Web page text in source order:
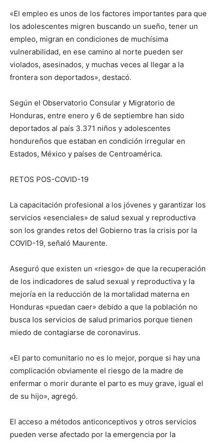
«El empleo es unos de los factores importantes para que
los adolescentes migren buscando un sueño, tener un
empleo, migran en condiciones de muchísima
vulnerabilidad, en ese camino al norte pueden ser
violados, asesinados, y muchas veces al llegar a la
frontera son deportados», destacó.
Según el Observatorio Consular y Migratorio de
Honduras, entre enero y 6 de septiembre han sido
deportados al país 3.371 niños y adolescentes
hondureños que estaban en condición irregular en
Estados, México y países de Centroamérica.
RETOS POS-COVID-19
La capacitación profesional a los jóvenes y garantizar los
servicios «esenciales» de salud sexual y reproductiva
son los grandes retos del Gobierno tras la crisis por la
COVID-19, señaló Maurente.
Aseguró que existen un «riesgo» de que la recuperación
de los indicadores de salud sexual y reproductiva y la
mejoría en la reducción de la mortalidad materna en
Honduras «puedan caer» debido a que la población no
busca los servicios de salud primarios porque tienen
miedo de contagiarse de coronavirus.
«El parto comunitario no es lo mejor, porque si hay una
complicación obviamente el riesgo de la madre de
enfermar o morir durante el parto es muy grave, igual el
de su hijo», agregó.
El acceso a métodos anticonceptivos y otros servicios
pueden verse afectado por la emergencia por la